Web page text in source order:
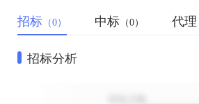
招标 （0） 中标 （0） 代理
招标分析